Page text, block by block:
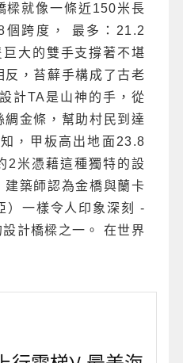
樑就像一條近150米長
個跨度， 最多：21.2
巨大的雙手支撐著不堪
反，苔蘚手構成了古老
計TA是山神的手，從
金條，幫助村民到達
，甲板高出地面23.8
2米憑藉這種獨特的設
建築師認為金橋與蘭卡
）一樣令人印象深刻 -
計橋樑之一。 在世界